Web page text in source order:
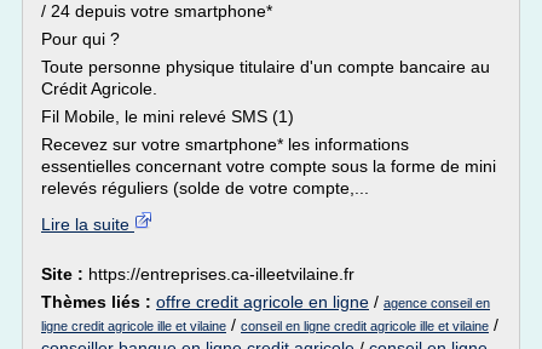
/ 24 depuis votre smartphone*
Pour qui ?
Toute personne physique titulaire d'un compte bancaire au
Crédit Agricole.
Fil Mobile, le mini relevé SMS (1)
Recevez sur votre smartphone* les informations
essentielles concernant votre compte sous la forme de mini
relevés réguliers (solde de votre compte,...
Lire la suite
Site : https://entreprises.ca-illeetvilaine.fr
Thèmes liés : offre credit agricole en ligne / agence conseil en
ligne credit agricole ille et vilaine / conseil en ligne credit agricole ille et vilaine /